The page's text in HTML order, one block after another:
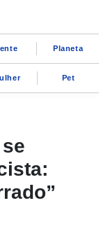
Planeta
Pet